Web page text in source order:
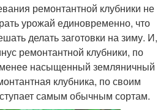
ремонтантной клубники не
урожай единовременно, что
делать заготовки на зиму. И,
ремонтантной клубники, по
насыщенный земляничный
клубника, по своим
самым обычным сортам.